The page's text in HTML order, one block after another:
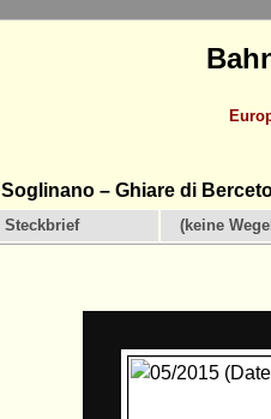
Soglinano – Ghiare di
Steckbrief (keine